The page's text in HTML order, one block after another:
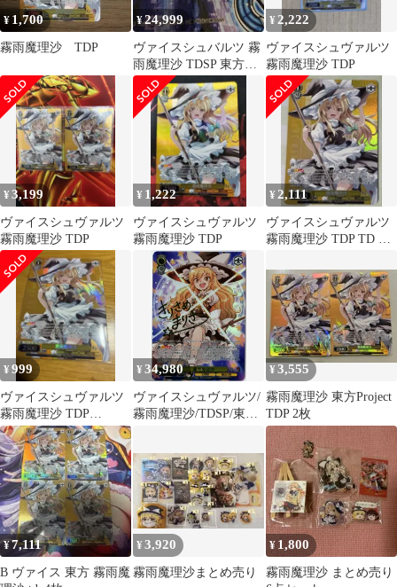
¥ 1,700
霧雨魔理沙 TDP
¥24,999
ヴァイスシュバルツ 霧
雨魔理沙 TDSP 東方
Project
¥ 2,222
ヴァイスシュヴァルツ
霧雨魔理沙 TDP
¥3,199
ヴァイスシュヴァルツ
霧雨魔理沙 TDP
¥ 1,222
ヴァイスシュヴァルツ
霧雨魔理沙 TDP
¥ 2,111
ヴァイスシュヴァルツ
霧雨魔理沙 TDP TD 東
¥999
ヴァイスシュヴァルツ
霧雨魔理沙 TDP
THP/S130-T06S
¥34,980
ヴァイスシュヴァルツ/
霧雨魔理沙/TDSP/東方
Land./THP/S130-T06SP
¥3,555
霧雨魔理沙 東方Project
TDP 2枚
¥7,111
B ヴァイス 東方 霧雨魔
¥3,920
霧雨魔理沙まとめ売り
¥ 1,800
霧雨魔理沙 まとめ売り